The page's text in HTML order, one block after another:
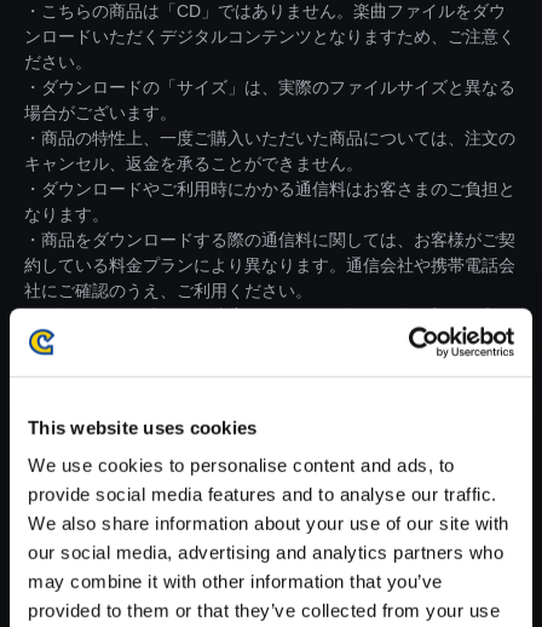
This website uses cookies
We use cookies to personalise content and ads, to
provide social media features and to analyse our traffic.
We also share information about your use of our site with
our social media, advertising and analytics partners who
may combine it with other information that you’ve
provided to them or that they’ve collected from your use
・こちらの商品は「CD」ではありません。楽曲ファイルをダウ
ンロードいただくデジタルコンテンツとなりますため、ご注意く
ださい。
・ダウンロードの「サイズ」は、実際のファイルサイズと異なる
場合がございます。
・商品の特性上、一度ご購入いただいた商品については、注文の
キャンセル、返金を承ることができません。
・ダウンロードやご利用時にかかる通信料はお客さまのご負担と
なります。
・商品をダウンロードする際の通信料に関しては、お客様がご契
約している料金プランにより異なります。通信会社や携帯電話会
社にご確認のうえ、ご利用ください。
がかかる場合がございます。
【単曲】モンスターハンターワ
イルズ オリジナルサウンドトラ